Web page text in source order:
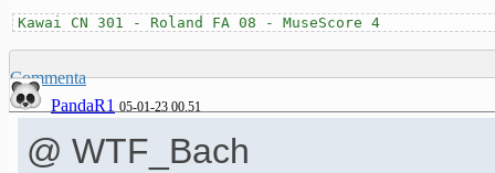
Kawai CN 301 - Roland FA 08 - MuseScore 4
Commenta
PandaR1 05-01-23 00.51
@ WTF_Bach